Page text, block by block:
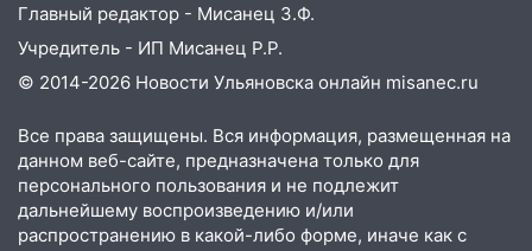
13:01 В Димитровграде мужчина
выбросил из машины страйкбольную
гранату: его задержали
надвигается сильнейшая непогода: град
и шквал до 27 м/с
12:31 Ульяновец хотел купить иномарку
из Европы и потерял 760 тысяч рублей
Главный редактор - Мисанец З.Ф.
Учредитель - ИП Мисанец Р.Р.
© 2014-2026 Новости Ульяновска онлайн misanec.ru
Все права защищены. Вся информация, размещенная на
данном веб-сайте, предназначена только для
персонального пользования и не подлежит
дальнейшему воспроизведению и/или
распространению в какой-либо форме, иначе как с